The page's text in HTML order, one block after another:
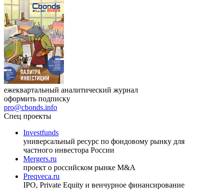
ежеквартальный аналитический журнал
оформить подписку
pro@cbonds.info
Спец проекты
Investfunds
универсальный ресурс по фондовому рынку для
частного инвестора России
Mergers.ru
проект о российском рынке M&A
Preqveca.ru
IPO, Private Equity и венчурное финансирование